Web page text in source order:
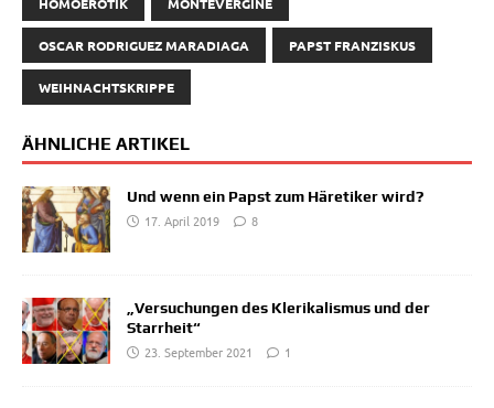
OSCAR RODRIGUEZ MARADIAGA PAPST FRANZISKUS
WEIHNACHTSKRIPPE
ÄHNLICHE ARTIKEL
Und wenn ein Papst zum Häretiker wird?
17. April 2019
8
„Versuchungen des Klerikalismus und der
Starrheit“
23. September 2021
1